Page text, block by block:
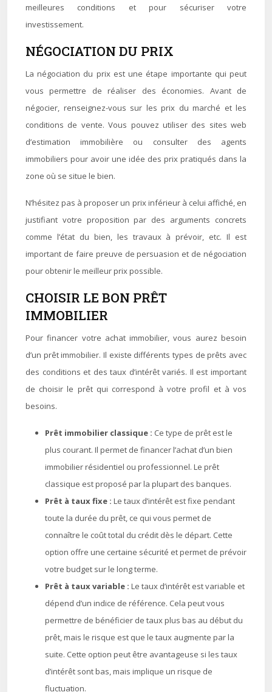
meilleures conditions et pour sécuriser votre
investissement.
NÉGOCIATION DU PRIX
La négociation du prix est une étape importante qui peut
vous permettre de réaliser des économies. Avant de
négocier, renseignez-vous sur les prix du marché et les
conditions de vente. Vous pouvez utiliser des sites web
d’estimation immobilière ou consulter des agents
immobiliers pour avoir une idée des prix pratiqués dans la
zone où se situe le bien.
N’hésitez pas à proposer un prix inférieur à celui affiché, en
justifiant votre proposition par des arguments concrets
comme l’état du bien, les travaux à prévoir, etc. Il est
important de faire preuve de persuasion et de négociation
pour obtenir le meilleur prix possible.
CHOISIR LE BON PRÊT
IMMOBILIER
Pour financer votre achat immobilier, vous aurez besoin
d’un prêt immobilier. Il existe différents types de prêts avec
des conditions et des taux d’intérêt variés. Il est important
de choisir le prêt qui correspond à votre profil et à vos
besoins.
Prêt immobilier classique : Ce type de prêt est le
plus courant. Il permet de financer l’achat d’un bien
immobilier résidentiel ou professionnel. Le prêt
classique est proposé par la plupart des banques.
Prêt à taux fixe : Le taux d’intérêt est fixe pendant
toute la durée du prêt, ce qui vous permet de
connaître le coût total du crédit dès le départ. Cette
option offre une certaine sécurité et permet de prévoir
votre budget sur le long terme.
Prêt à taux variable : Le taux d’intérêt est variable et
dépend d’un indice de référence. Cela peut vous
permettre de bénéficier de taux plus bas au début du
prêt, mais le risque est que le taux augmente par la
suite. Cette option peut être avantageuse si les taux
d’intérêt sont bas, mais implique un risque de
fluctuation.